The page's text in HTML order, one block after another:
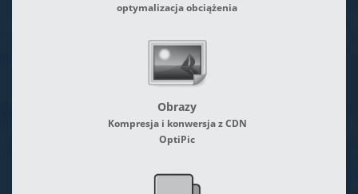
optymalizacja obciążenia
Obrazy
Kompresja i konwersja z CDN
OptiPic